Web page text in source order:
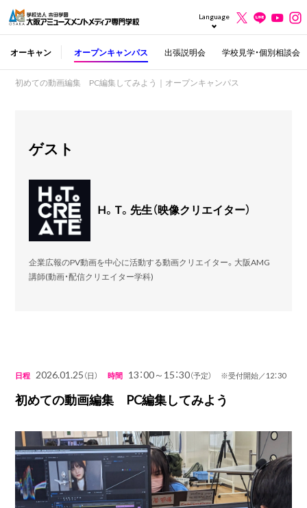
Language
オーキャン オープンキャンパス 出張説明会 学校見学・個別相談会
初めての動画編集 PC編集してみよう｜オープンキャンパス
ゲスト
H。T。先生（映像クリエイター）
企業広報のPV動画を中心に活動する動画クリエイター。大阪AMG
講師(動画・配信クリエイター学科)
日程 2026.01.25（日） 時間 13：00～15：30（予定） ※受付開始／12：30
初めての動画編集 PC編集してみよう